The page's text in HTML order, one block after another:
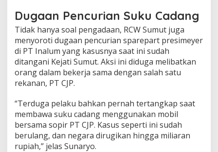
Dugaan Pencurian Suku Cadang
Tidak hanya soal pengadaan, RCW Sumut juga
menyoroti dugaan pencurian sparepart presimeyer
di PT Inalum yang kasusnya saat ini sudah
ditangani Kejati Sumut. Aksi ini diduga melibatkan
orang dalam bekerja sama dengan salah satu
rekanan, PT CJP.
“Terduga pelaku bahkan pernah tertangkap saat
membawa suku cadang menggunakan mobil
bersama sopir PT CJP. Kasus seperti ini sudah
berulang, dan negara dirugikan hingga miliaran
rupiah,” jelas Sunaryo.